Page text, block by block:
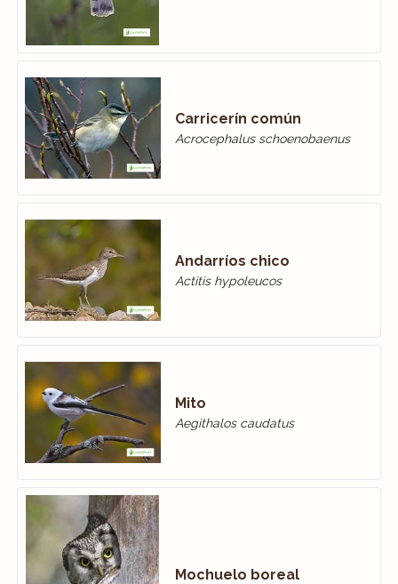
Carricerín común
Acrocephalus schoenobaenus
Andarríos chico
Actitis hypoleucos
Mito
Aegithalos caudatus
Mochuelo boreal